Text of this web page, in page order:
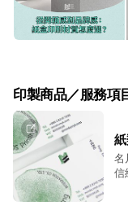
印製商品／服務項
名
信